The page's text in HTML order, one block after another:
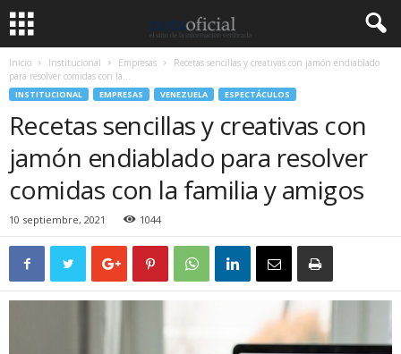
Inicio Institucional Empresas
Recetas sencillas y creativas con jamón endiablado
para resolver comidas con la...
INSTITUCIONAL EMPRESAS VENEZUELA ESPECTÁCULOS
Recetas sencillas y creativas con
jamón endiablado para resolver
comidas con la familia y amigos
10 septiembre, 2021 1044